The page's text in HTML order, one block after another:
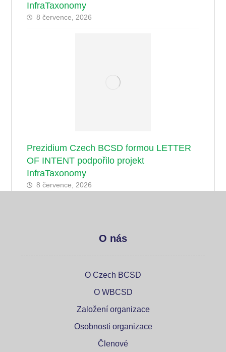
InfraTaxonomy
8 července, 2026
Prezidium Czech BCSD formou LETTER
OF INTENT podpořilo projekt
InfraTaxonomy
8 července, 2026
O nás
O Czech BCSD
O WBCSD
Založení organizace
Osobnosti organizace
Členové